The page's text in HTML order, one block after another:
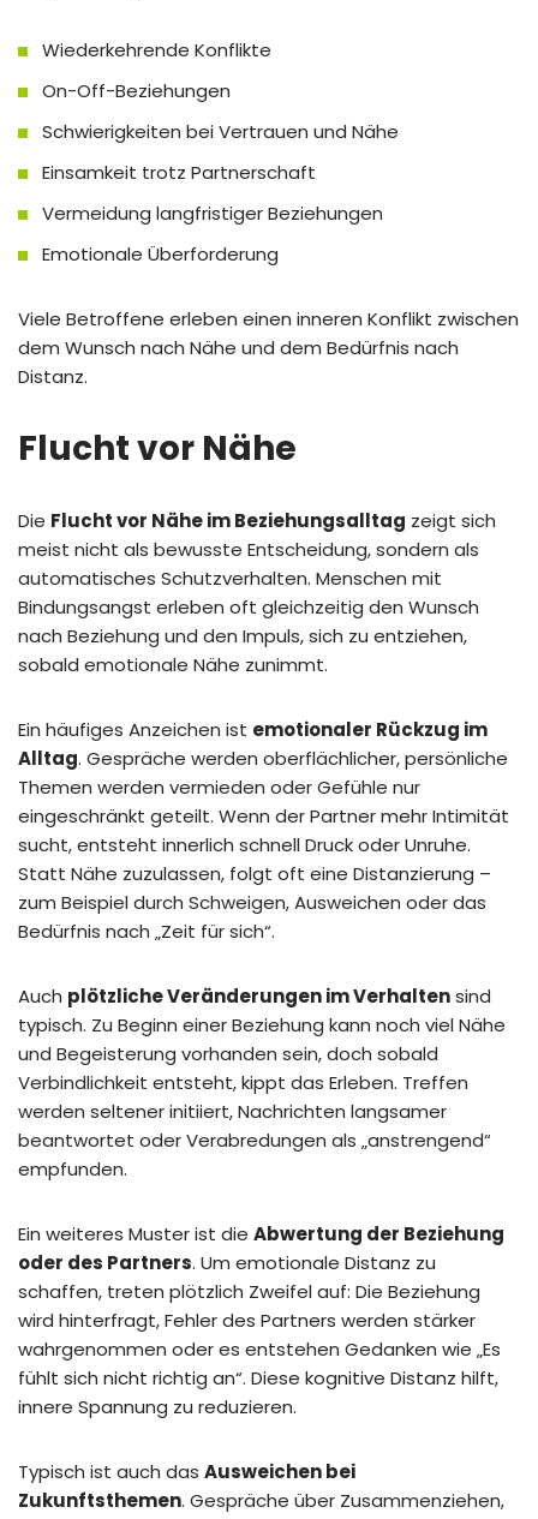
Wiederkehrende Konflikte
On-Off-Beziehungen
Schwierigkeiten bei Vertrauen und Nähe
Einsamkeit trotz Partnerschaft
Vermeidung langfristiger Beziehungen
Emotionale Überforderung
Viele Betroffene erleben einen inneren Konflikt zwischen
dem Wunsch nach Nähe und dem Bedürfnis nach
Distanz.
Flucht vor Nähe
Die Flucht vor Nähe im Beziehungsalltag zeigt sich
meist nicht als bewusste Entscheidung, sondern als
automatisches Schutzverhalten. Menschen mit
Bindungsangst erleben oft gleichzeitig den Wunsch
nach Beziehung und den Impuls, sich zu entziehen,
sobald emotionale Nähe zunimmt.
Ein häufiges Anzeichen ist emotionaler Rückzug im
Alltag. Gespräche werden oberflächlicher, persönliche
Themen werden vermieden oder Gefühle nur
eingeschränkt geteilt. Wenn der Partner mehr Intimität
sucht, entsteht innerlich schnell Druck oder Unruhe.
Statt Nähe zuzulassen, folgt oft eine Distanzierung –
zum Beispiel durch Schweigen, Ausweichen oder das
Bedürfnis nach „Zeit für sich“.
Auch plötzliche Veränderungen im Verhaltensind
typisch. Zu Beginn einer Beziehung kann noch viel Nähe
und Begeisterung vorhanden sein, doch sobald
Verbindlichkeit entsteht, kippt das Erleben. Treffen
werden seltener initiiert, Nachrichten langsamer
beantwortet oder Verabredungen als „anstrengend“
empfunden.
Ein weiteres Muster ist die Abwertung der Beziehung
oder des Partners. Um emotionale Distanz zu
schaffen, treten plötzlich Zweifel auf: Die Beziehung
wird hinterfragt, Fehler des Partners werden stärker
wahrgenommen oder es entstehen Gedanken wie „Es
fühlt sich nicht richtig an“. Diese kognitive Distanz hilft,
innere Spannung zu reduzieren.
Typisch ist auch das Ausweichen bei
Zukunftsthemen. Gespräche über Zusammenziehen,